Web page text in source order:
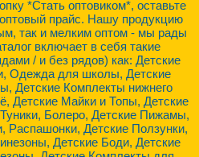
*Стать оптовиком*, оставьте
прайс. Нашу продукцию
так и мелким оптом - мы рады
включает в себя такие
/ и без рядов) как: Детские
Одежда для школы, Детские
Детские Комплекты нижнего
Детские Майки и Топы, Детские
Болеро, Детские Пижамы,
Распашонки, Детские Ползунки,
Детские Боди, Детские